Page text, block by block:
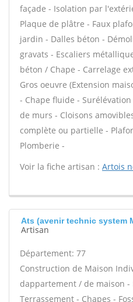
façade - Isolation par
Plaque de plâtre - Faux
jardin - Dalles béton -
gravats - Escaliers
béton / Chape - Carrelage
Gros oeuvre (Extension
- Chape fluide -
de murs - Cloisons
complète ou partielle -
Plomberie -
Voir la fiche artisan : Artois
Ats (avenir technic system
Artisan
Département: 77
Construction de Maison
dappartement / de maison
Terrassement - Chapes -